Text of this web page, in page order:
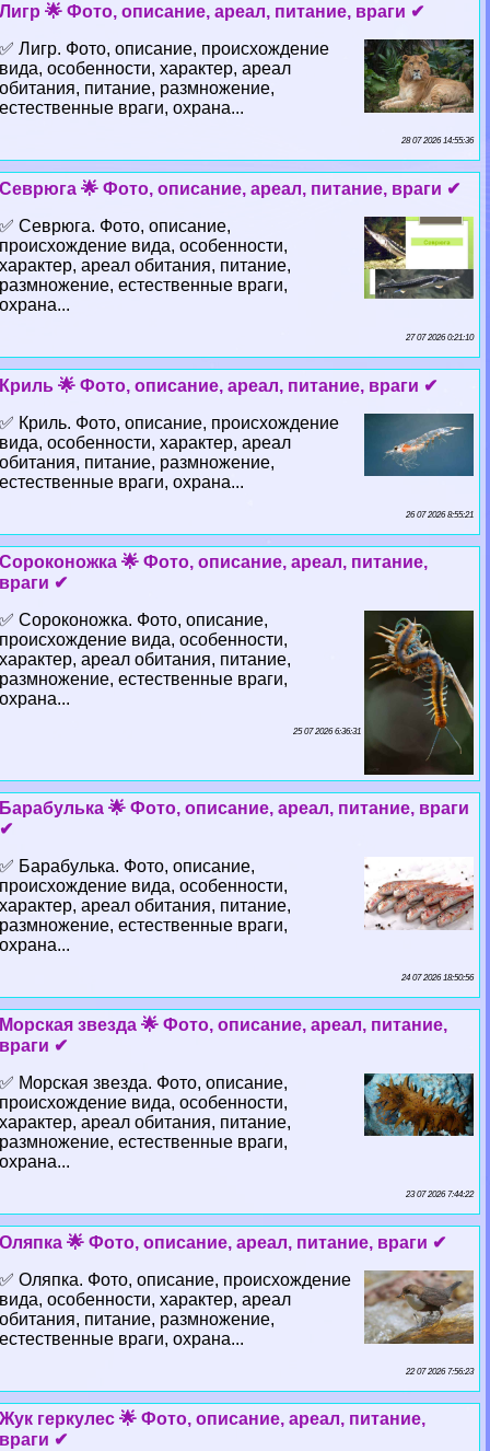
Лигр 🌟 Фото, описание, ареал, питание, враги ✔
✅ Лигр. Фото, описание, происхождение
вида, особенности, хаpaктер, ареал
обитания, питание, размножение,
естественные враги, охрана...
28 07 2026 14:55:36
Севрюга 🌟 Фото, описание, ареал, питание, враги ✔
✅ Севрюга. Фото, описание,
происхождение вида, особенности,
хаpaктер, ареал обитания, питание,
размножение, естественные враги,
охрана...
27 07 2026 0:21:10
Криль 🌟 Фото, описание, ареал, питание, враги ✔
✅ Криль. Фото, описание, происхождение
вида, особенности, хаpaктер, ареал
обитания, питание, размножение,
естественные враги, охрана...
26 07 2026 8:55:21
Сороконожка 🌟 Фото, описание, ареал, питание,
враги ✔
✅ Сороконожка. Фото, описание,
происхождение вида, особенности,
хаpaктер, ареал обитания, питание,
размножение, естественные враги,
охрана...
25 07 2026 6:36:31
Баpaбулька 🌟 Фото, описание, ареал, питание, враги
✔
✅ Баpaбулька. Фото, описание,
происхождение вида, особенности,
хаpaктер, ареал обитания, питание,
размножение, естественные враги,
охрана...
24 07 2026 18:50:56
Морская звезда 🌟 Фото, описание, ареал, питание,
враги ✔
✅ Морская звезда. Фото, описание,
происхождение вида, особенности,
хаpaктер, ареал обитания, питание,
размножение, естественные враги,
охрана...
23 07 2026 7:44:22
Оляпка 🌟 Фото, описание, ареал, питание, враги ✔
✅ Оляпка. Фото, описание, происхождение
вида, особенности, хаpaктер, ареал
обитания, питание, размножение,
естественные враги, охрана...
22 07 2026 7:56:23
Жук геркулес 🌟 Фото, описание, ареал, питание,
враги ✔